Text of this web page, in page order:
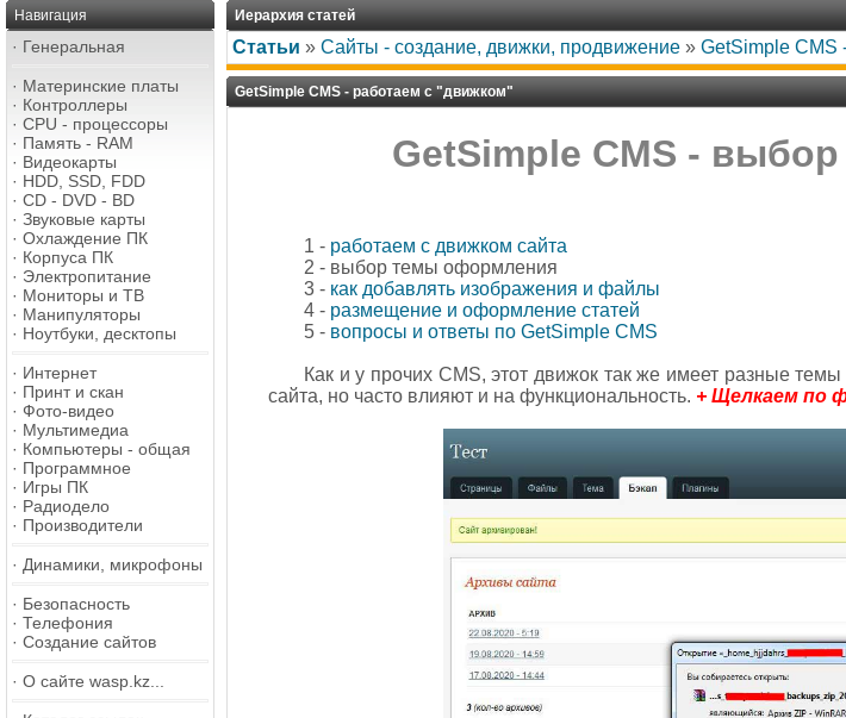
Навигация
· Генеральная
· Материнские платы
· Контроллеры
· CPU - процессоры
· Память - RAM
· Видеокарты
· HDD, SSD, FDD
· CD - DVD - BD
· Звуковые карты
· Охлаждение ПК
· Корпуса ПК
· Электропитание
· Мониторы и ТВ
· Манипуляторы
· Ноутбуки, десктопы
· Интернет
· Принт и скан
· Фото-видео
· Мультимедиа
· Компьютеры - общая
· Программное
· Игры ПК
· Радиодело
· Производители
· Динамики, микрофоны
· Безопасность
· Телефония
· Создание сайтов
· О сайте wasp.kz...
Иерархия статей
Статьи » Сайты - создание, движки, продвижение » GetSimple CMS
GetSimple CMS - работаем с "движком"
GetSimple CMS -
1 - работаем с движком сайта
2 - выбор темы оформления
3 - как добавлять изображения и файлы
4 - размещение и оформление статей
5 - вопросы и ответы по GetSimple CMS
Как и у прочих CMS, этот движок так же имеет разные
сайта, но часто влияют и на функциональность. + Щелкаем по